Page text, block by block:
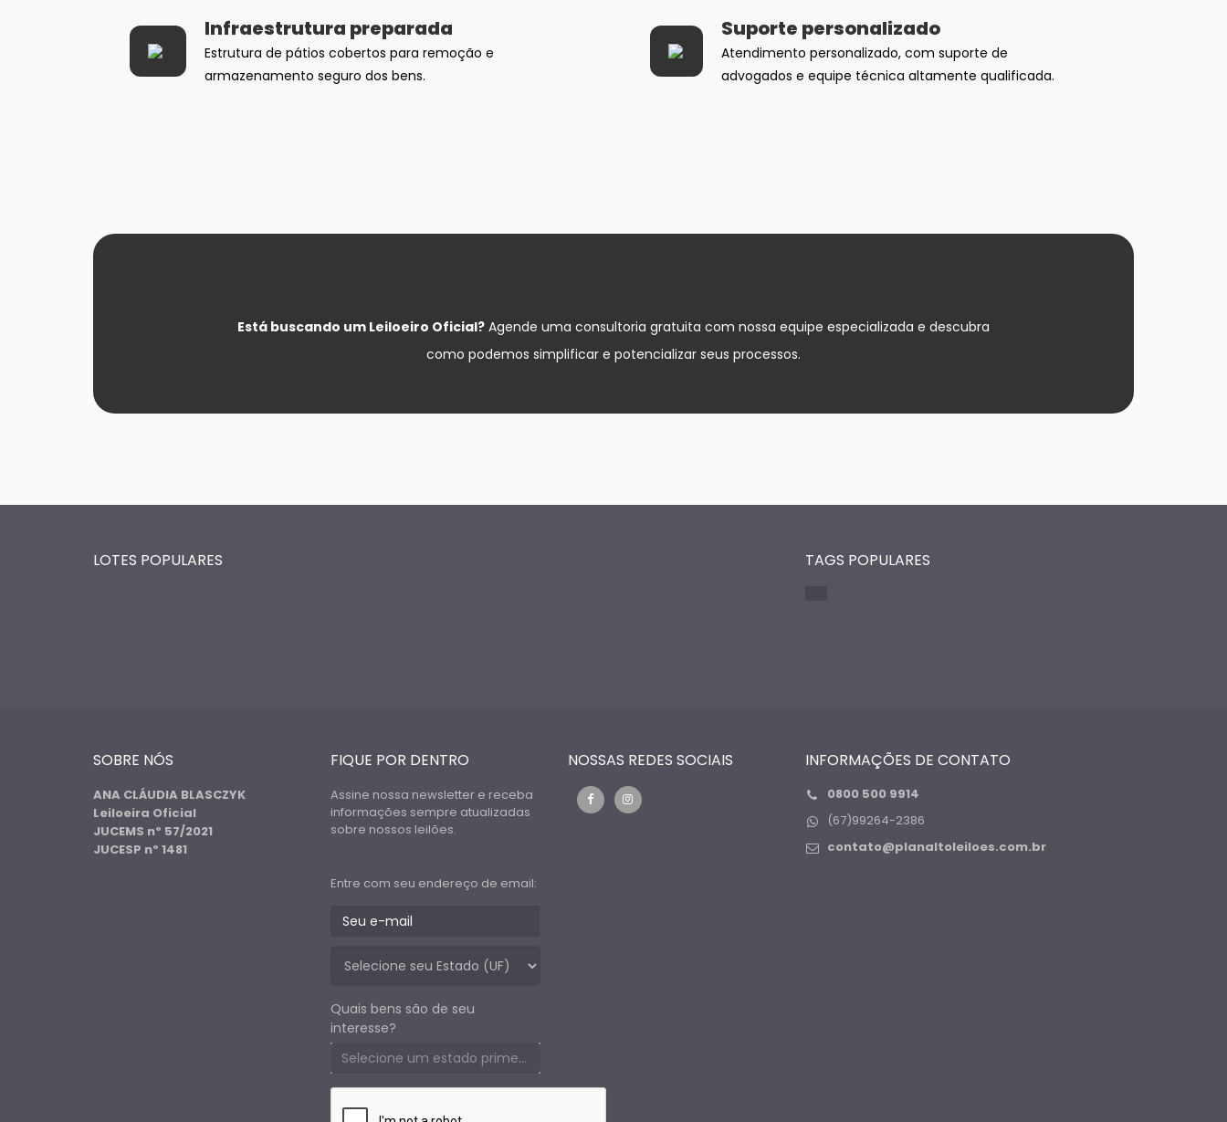
Infraestrutura preparada
Estrutura de pátios cobertos para remoção e
armazenamento seguro dos bens.
Suporte personalizado
Atendimento personalizado, com suporte de
advogados e equipe técnica altamente qualificada.
Está buscando um Leiloeiro Oficial? Agende uma consultoria gratuita com nossa equipe especializada e descubra
como podemos simplificar e potencializar seus processos.
LOTES POPULARES TAGS POPULARES
SOBRE NÓS
ANA CLÁUDIA BLASCZYK
Leiloeira Oficial
JUCEMS nº 57/2021
JUCESP nº 1481
FIQUE POR DENTRO
Assine nossa newsletter e receba
informações sempre atualizadas
sobre nossos leilões.
Entre com seu endereço de email:
Quais bens são de seu
interesse?
Selecione um estado primeiro
NOSSAS REDES SOCIAIS INFORMAÇÕES DE CONTATO
0800 500 9914
(67)99264-2386
contato@planaltoleiloes.com.br